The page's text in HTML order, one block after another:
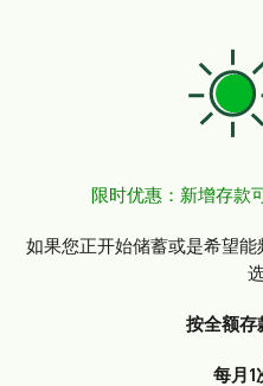
限时优惠：新增存
如果您正开始储蓄或是希望
按全额存
每月1